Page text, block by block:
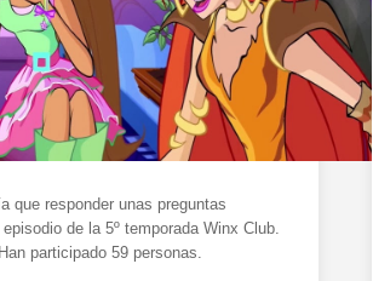
que responder unas preguntas
de la 5º temporada Winx Club.
Han participado 59 personas.